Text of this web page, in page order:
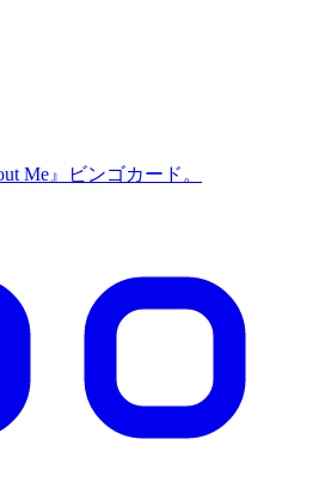
Me』ビンゴカード。